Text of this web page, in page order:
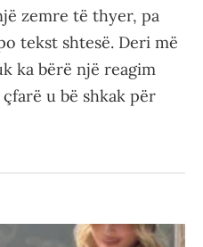
zemre të thyer, pa
tekst shtesë. Deri më
ka bërë një reagim
u bë shkak për